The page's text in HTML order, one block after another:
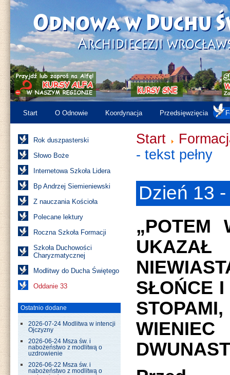
Start O Odnowie Koordynacja Przedsięwzięcia
Rok duszpasterski
Słowo Boże
Internetowa Szkoła Lidera
Bp Andrzej Siemieniewski
Z nauczania Kościoła
Polecane lektury
Roczna Szkoła Formacji
Szkoła Duchowości
Charyzmatycznej
Modlitwy do Ducha Świętego
Oddanie 33
Ostatnio dodane
2026-07-24 Modlitwa w intencji
Ojczyzny
2026-06-24 Msza św. i
nabożeństwo z modlitwą o
uzdrowienie
2026-06-22 Msza św. i
nabożeństwo z modlitwą o
Start
- tekst pełny
Dzień 13 -
„POTEM
SŁOŃCE